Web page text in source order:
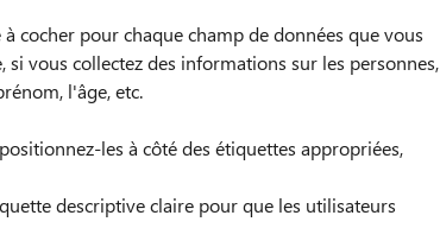
cocher pour chaque champ de données que vous
vous collectez des informations sur les personnes,
l'âge, etc.
les à côté des étiquettes appropriées,
descriptive claire pour que les utilisateurs